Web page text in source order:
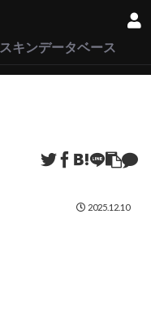
スキンデータベース
2025.12.10